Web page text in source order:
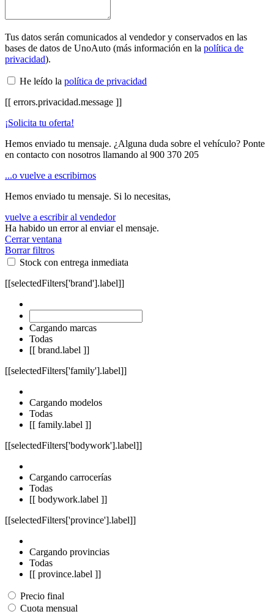
Tus datos serán comunicados al vendedor y conservados en las
bases de datos de UnoAuto (más información en la política de
privacidad).
He leído la política de privacidad
[[ errors.privacidad.message ]]
¡Solicita tu oferta!
Hemos enviado tu mensaje. ¿Alguna duda sobre el vehículo? Ponte
en contacto con nosotros llamando al 900 370 205
...o vuelve a escribirnos
Hemos enviado tu mensaje. Si lo necesitas,
vuelve a escribir al vendedor
Ha habido un error al enviar el mensaje.
Cerrar ventana
Borrar filtros
Stock con entrega inmediata
[[selectedFilters['brand'].label]]
Cargando marcas
Todas
[[ brand.label ]]
[[selectedFilters['family'].label]]
Cargando modelos
Todas
[[ family.label ]]
[[selectedFilters['bodywork'].label]]
Cargando carrocerías
Todas
[[ bodywork.label ]]
[[selectedFilters['province'].label]]
Cargando provincias
Todas
[[ province.label ]]
Precio final
Cuota mensual